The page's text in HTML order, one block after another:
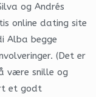
og Andrés
online dating site
Alba begge
(Det er
være snille og
et godt